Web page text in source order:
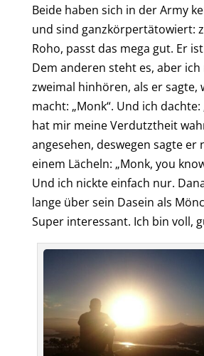
Beide haben sich in der Army
und sind ganzkörpertätowiert:
Roho, passt das mega gut. Er
Dem anderen steht es, aber
zweimal hinhören, als er sagte,
macht: „Monk“. Und ich dachte:
hat mir meine Verdutztheit
angesehen, deswegen sagte er
einem Lächeln: „Monk, you
Und ich nickte einfach nur.
lange über sein Dasein als
Super interessant. Ich bin voll,